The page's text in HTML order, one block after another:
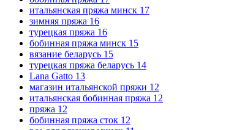
итальянская пряжа минск 17
зимняя пряжа 16
турецкая пряжа 16
бобинная пряжа минск 15
вязание беларусь 15
турецкая пряжа беларусь 14
Lana Gatto 13
магазин итальянской пряжи 12
итальянская бобинная пряжа 12
пряжа 12
бобинная пряжа сток 12